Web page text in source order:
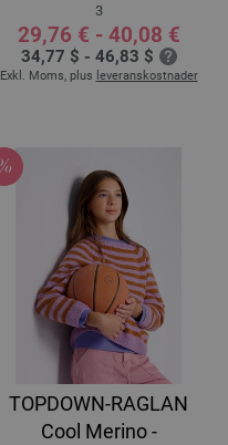
3
29,76 € - 40,08 €
34,77 $ - 46,83 $
Exkl. Moms, plus leveranskostnader
TOPDOWN-RAGLAN
Cool Merino -